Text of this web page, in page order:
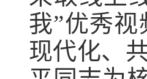
我”优秀视
现代化、